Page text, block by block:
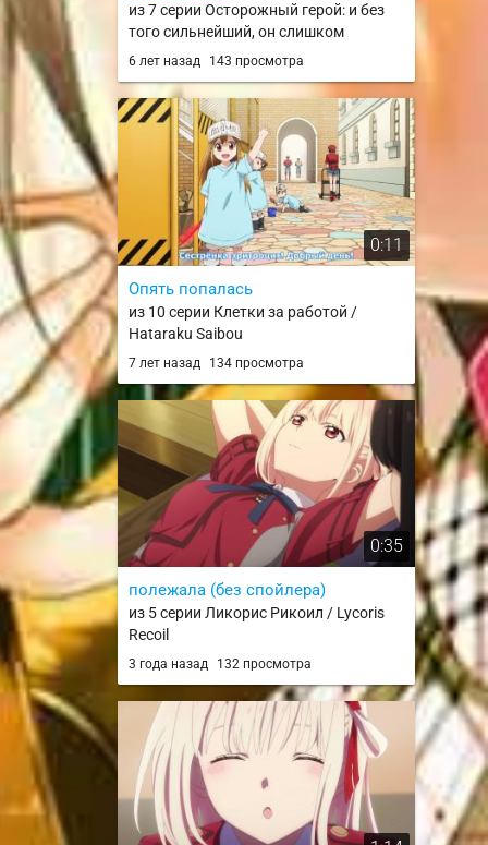
из 7 серии Осторожный герой: и без
того сильнейший, он слишком
осторожен! / Shinchou Yuusha: Kono
Sugiru
6 лет назад 143 просмотра
0:11
Опять попалась
из 10 серии Клетки за работой /
Hataraku Saibou
7 лет назад 134 просмотра
0:35
полежала (без спойлера)
из 5 серии Ликорис Рикоил / Lycoris
Recoil
3 года назад 132 просмотра